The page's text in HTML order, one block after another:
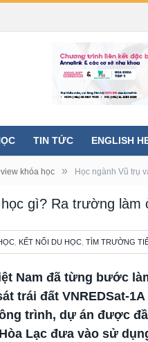
TIN TỨC ENGLISH
khóa học » Học ngành Vũ trụ
gì? Ra trường làm
, KẾT NỐI DU HỌC, TÌM TRƯỜNG
Nam đã từng bước
trái đất VNREDSat-1A
trình, dự án được
Lạc đưa vào sử